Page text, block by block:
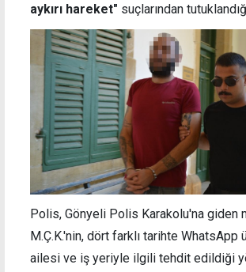
aykırı hareket" suçlarından
Polis, Gönyeli Polis Karakolu'na giden
M.Ç.K.'nin, dört farklı tarihte WhatsApp
ailesi ve iş yeriyle ilgili tehdit edildiği